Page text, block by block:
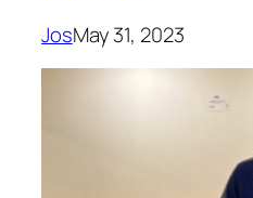
JosMay 31, 2023